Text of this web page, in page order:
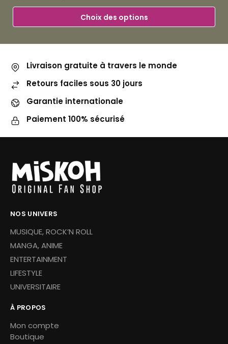
Choix des options
Livraison gratuite à travers le monde
Retours faciles sous 30 jours
Garantie internationale
Paiement 100% sécurisé
NOS UNIVERS
MUSIQUE, ROCK’N ROLL
MANGA, ANIME
ENTERTAINMENT
LIFESTYLE
UNIVERSITAIRE
À PROPOS
Mon compte
Boutique